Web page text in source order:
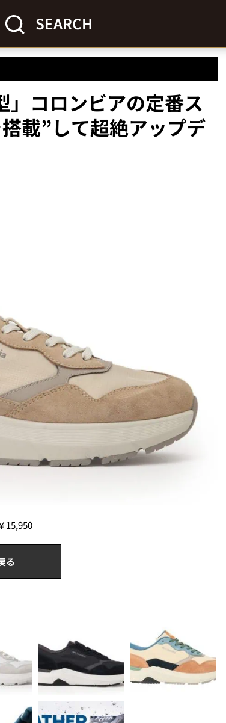
SEARCH
」コロンビアの定番ス
載”して超絶アップデ
15,950
る